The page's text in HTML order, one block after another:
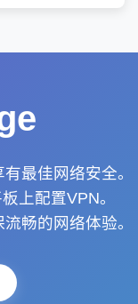
最佳网络安全。
上配置VPN。
畅的网络体验。